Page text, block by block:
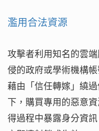
濫用合法資源
攻擊者利用知名的雲
侵的政府或學術機構
藉由「信任轉嫁」繞
下，購買專用的惡意
得過程中暴露身分資